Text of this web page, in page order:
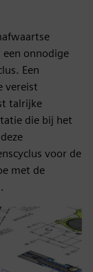
onnodige
Een
vereist
talrijke
die bij het
voor de
met de